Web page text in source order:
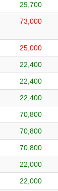
29,700
73,000
25,000
22,400
22,400
22,400
70,800
70,800
70,800
22,000
22,000